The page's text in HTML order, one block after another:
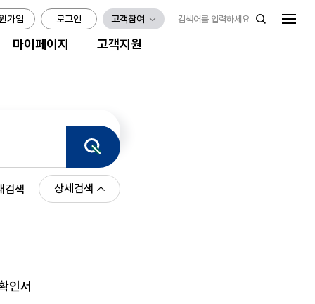
마이페이지 고객지원
가입 로그인 고객참여
검색
검색 상세검색
인서